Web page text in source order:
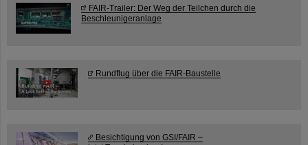
FAIR-Trailer: Der Weg der Teilchen durch die
Beschleunigeranlage
Rundflug über die FAIR-Baustelle
Besichtigung von GSI/FAIR –